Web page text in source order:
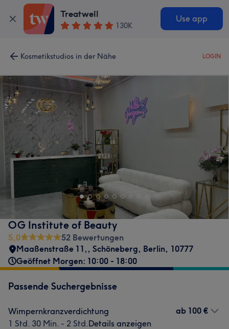
Treatwell
130K
Use app
Kosmetikstudios in der Nähe LOGIN
OG Institute of Beauty
5,0
52 Bewertungen
Maaßenstraße 11,, Schöneberg, Berlin, 10777
Geöffnet Morgen: 10:00 - 18:00
Passende Suchergebnisse
Wimpernkranzverdichtung
1 Std. 30 Min. - 2 Std.Details anzeigen
ab 100 €